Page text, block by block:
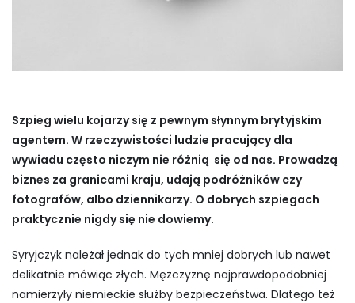
Szpieg wielu kojarzy się z pewnym słynnym brytyjskim
agentem. W rzeczywistości ludzie pracujący dla
wywiadu często niczym nie różnią się od nas. Prowadzą
biznes za granicami kraju, udają podróżników czy
fotografów, albo dziennikarzy. O dobrych szpiegach
praktycznie nigdy się nie dowiemy.
Syryjczyk należał jednak do tych mniej dobrych lub nawet
delikatnie mówiąc złych. Mężczyznę najprawdopodobniej
namierzyły niemieckie służby bezpieczeństwa. Dlatego też